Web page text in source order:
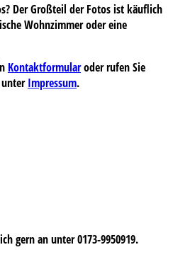
Der Großteil der Fotos ist käuflich
Wohnzimmer oder eine
Kontaktformularoder rufen Sie
unterImpressum.
gern an unter 0173-9950919.